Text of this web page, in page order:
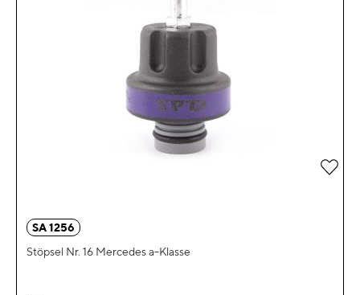
SA 1256
Stöpsel Nr. 16 Mercedes a-Klasse
Zur